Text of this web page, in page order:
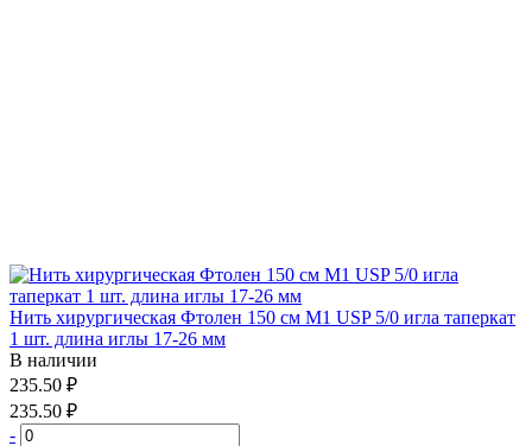
Нить хирургическая Фтолен 150 см М1 USP 5/0 игла таперкат
1 шт. длина иглы 17-26 мм
В наличии
235.50 ₽
235.50 ₽
-